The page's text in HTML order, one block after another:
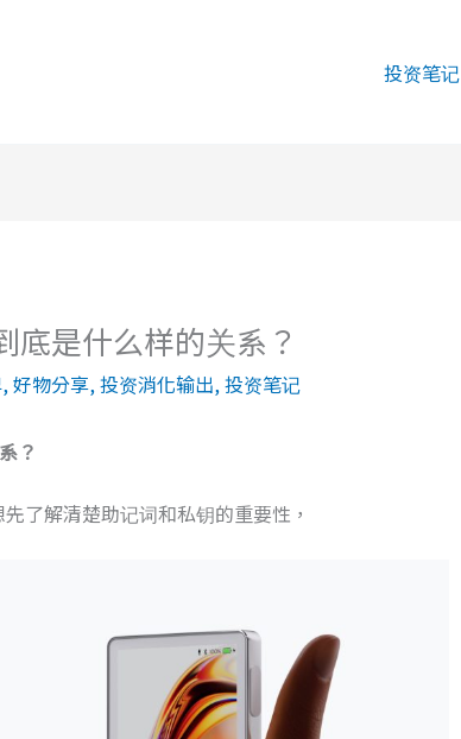
投资笔记
底是什么样的关系？
,好物分享,投资消化输出,投资笔记
？
了解清楚助记词和私钥的重要性，